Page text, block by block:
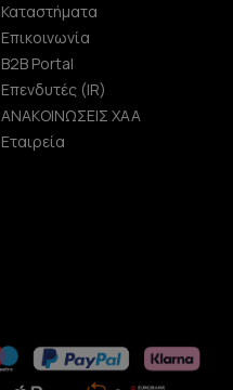
Καταστήματα
Επικοινωνία
B2B Portal
Επενδυτές (IR)
ΑΝΑΚΟΙΝΩΣΕΙΣ ΧΑΑ
Εταιρεία